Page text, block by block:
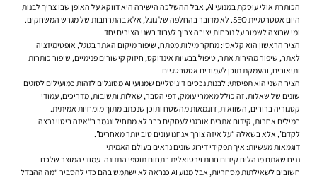
הכותרת אולי עוסקת במנועי AI, אבל ההשלכה הישירה היא דווקא על האופן שבו צריך לבנות
היום אסטרטגיית SEO. לא מדובר בהחלפה של גוגל, אלא בהתרחבות של מגרש המשחקים.
ומי שרוצה לשמור על נוכחות יציבה צריך לעבוד בשני הצירים יחד.
הציר הראשון הוא קלאסי: מחקר מילות מפתח, שיפור מיקום האתר בגוגל, אופטימיזציה
לאתר, שיפור מהירות אתר, טיפול בבעיות אינדוקס, חיזוק קישורים פנימיים, שיפור כותרות
ותיאורים, והעמקת תוכן לעמודים אסטרטגיים.
הציר השני הוא תפיסתי: לבנות נכסים דיגיטליים שמנועי AI מסוגלים לזהות כמועילים לסוגים
שונים של שאלות. זה כולל מאמרי עומק, דפי הסבר, שאלות ותשובות, מדריכים, עמודי
קטגוריה ברורים, השוואות, דוגמאות מהשטח ותוכן שנכתב מתוך מומחיות אמיתית.
במילים אחרות, קידום אתרים אורגני לעסקים כבר לא מתחיל ונגמר ב”איזה ביטוי נרצה
לקדם”, אלא בשאלה “על איזה צורך אנחנו עונים טוב יותר מאחרים”.
דוגמאות מעשיות: איך תפקידי דירוג שונים נראים בעולם האמיתי
נניח שאתם מנהלים קידום חנות וירטואלית בתחום תוספי התזונה. עמודי המוצר שלכם
חשובים לשאילתות מסחריות, אבל מנוע AI כנראה לא ישתמש בהם כדי להסביר “מה ההבדל